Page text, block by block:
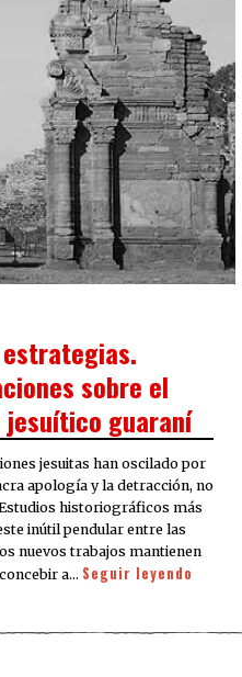
sobre el
jesuítico guaraní
jesuitas han oscilado por
apología y la detracción, no
historiográficos más
inútil pendular entre las
nuevos trabajos mantienen
a… Seguir leyendo